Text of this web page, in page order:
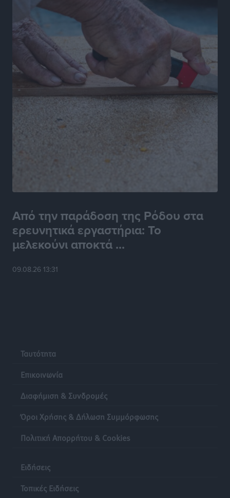
Από την παράδοση της Ρόδου στα
ερευνητικά εργαστήρια: Το
μελεκούνι αποκτά ...
09.08.26 13:31
Ταυτότητα
Επικοινωνία
Διαφήμιση & Συνδρομές
Όροι Χρήσης & Δήλωση Συμμόρφωσης
Πολιτική Απορρήτου & Cookies
Ειδήσεις
Τοπικές Ειδήσεις